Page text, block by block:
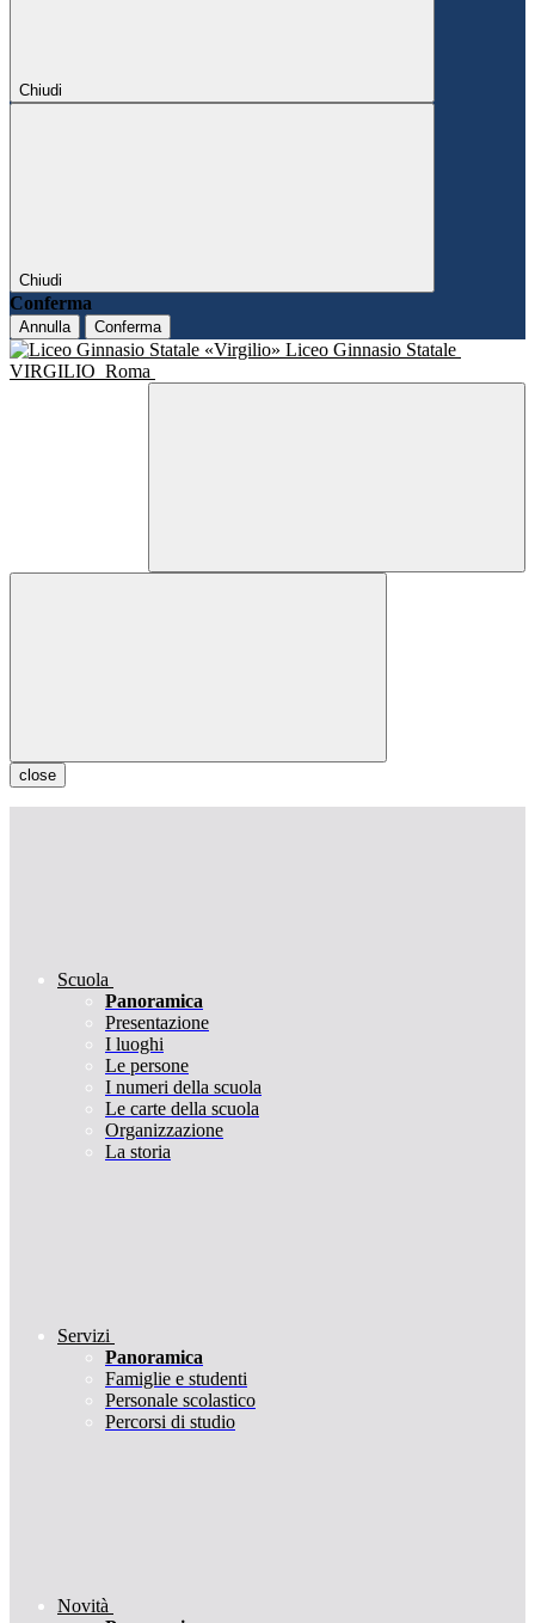
Chiudi
Chiudi
Conferma
Annulla Conferma
Liceo Ginnasio Statale
VIRGILIO Roma
close
Scuola
Panoramica
Presentazione
I luoghi
Le persone
I numeri della scuola
Le carte della scuola
Organizzazione
La storia
Servizi
Panoramica
Famiglie e studenti
Personale scolastico
Percorsi di studio
Novità